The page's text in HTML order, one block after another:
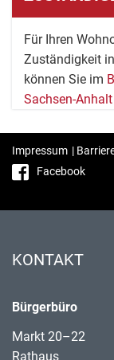
Für Ihren
Zuständigkeit
können Sie im
Sachsen-Anhalt
Impressum |
Facebook
KONTAKT
Bürgerbüro
Markt 20–22
Rathaus